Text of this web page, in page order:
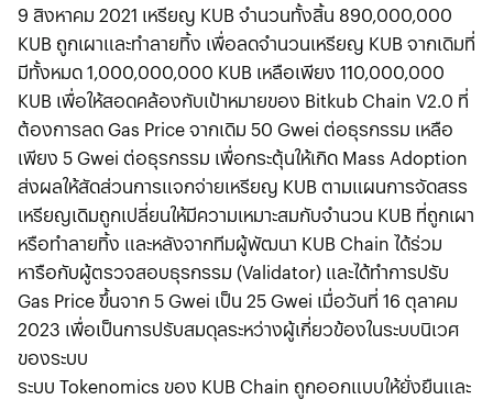
9 สิงหาคม 2021 เหรียญ KUB จำนวนทั้งสิ้น 890,000,000
KUB ถูกเผาและทำลายทิ้ง เพื่อลดจำนวนเหรียญ KUB จากเดิมที่
มีทั้งหมด 1,000,000,000 KUB เหลือเพียง 110,000,000
KUB เพื่อให้สอดคล้องกับเป้าหมายของ Bitkub Chain V2.0 ที่
ต้องการลด Gas Price จากเดิม 50 Gwei ต่อธุรกรรม เหลือ
เพียง 5 Gwei ต่อธุรกรรม เพื่อกระตุ้นให้เกิด Mass Adoption
ส่งผลให้สัดส่วนการแจกจ่ายเหรียญ KUB ตามแผนการจัดสรร
เหรียญเดิมถูกเปลี่ยนให้มีความเหมาะสมกับจำนวน KUB ที่ถูกเผา
หรือทำลายทิ้ง และหลังจากทีมผู้พัฒนา KUB Chain ได้ร่วม
หารือกับผู้ตรวจสอบธุรกรรม (Validator) และได้ทำการปรับ
Gas Price ขึ้นจาก 5 Gwei เป็น 25 Gwei เมื่อวันที่ 16 ตุลาคม
2023 เพื่อเป็นการปรับสมดุลระหว่างผู้เกี่ยวข้องในระบบนิเวศ
ของระบบ
ระบบ Tokenomics ของ KUB Chain ถูกออกแบบให้ยั่งยืนและ